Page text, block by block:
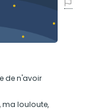
de n'avoir
louloute,